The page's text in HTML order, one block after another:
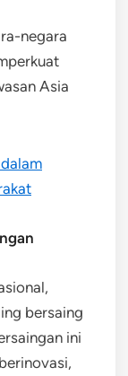
negara
Asia
bersaing
ini